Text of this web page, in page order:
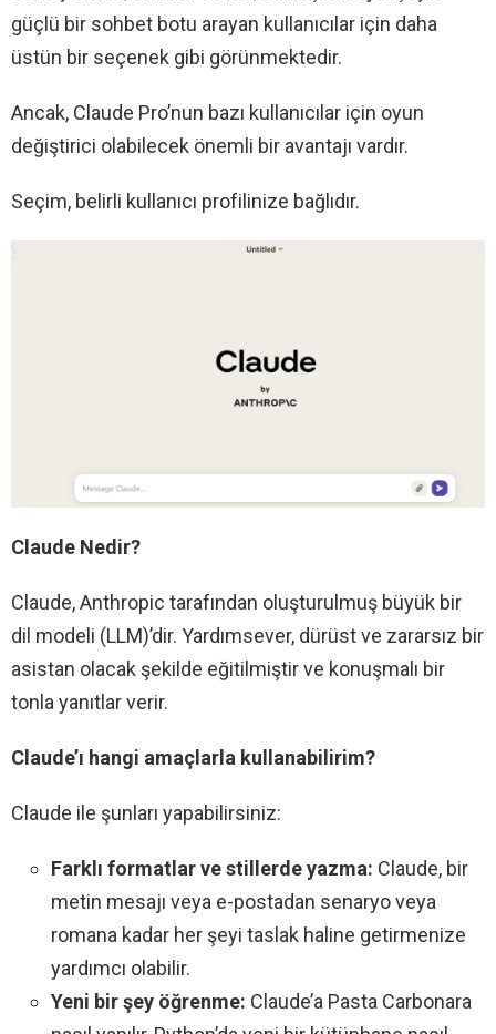
güçlü bir sohbet botu arayan kullanıcılar için daha
üstün bir seçenek gibi görünmektedir.
Ancak, Claude Pro’nun bazı kullanıcılar için oyun
değiştirici olabilecek önemli bir avantajı vardır.
Seçim, belirli kullanıcı profilinize bağlıdır.
Claude Nedir?
Claude, Anthropic tarafından oluşturulmuş büyük bir
dil modeli (LLM)’dir. Yardımsever, dürüst ve zararsız bir
asistan olacak şekilde eğitilmiştir ve konuşmalı bir
tonla yanıtlar verir.
Claude’ı hangi amaçlarla kullanabilirim?
Claude ile şunları yapabilirsiniz:
Farklı formatlar ve stillerde yazma: Claude, bir
metin mesajı veya e-postadan senaryo veya
romana kadar her şeyi taslak haline getirmenize
yardımcı olabilir.
Yeni bir şey öğrenme: Claude’a Pasta Carbonara